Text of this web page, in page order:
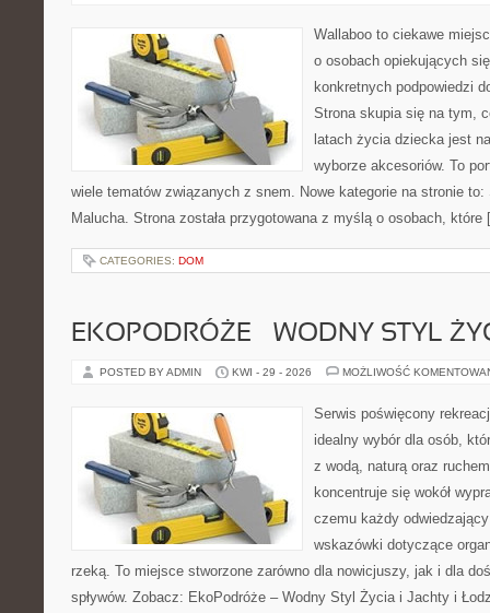
Wallaboo to ciekawe
o osobach opiekujących
konkretnych podpowiedzi
Strona skupia się na tym,
latach życia dziecka jest
wyborze akcesoriów. To
wiele tematów związanych z snem. Nowe kategorie na stronie
Malucha. Strona została przygotowana z myślą o osobach,
CATEGORIES: DOM
EKOPODRÓŻE – WODNY STYL
POSTED BY ADMIN KWI - 29 - 2026 MOŻLIWOŚĆ
Serwis poświęcony
idealny wybór dla osób,
z wodą, naturą oraz
koncentruje się wokół
czemu każdy
wskazówki dotyczące
rzeką. To miejsce stworzone zarówno dla nowicjuszy, jak i dla
spływów. Zobacz: EkoPodróże – Wodny Styl Życia i Jachty i